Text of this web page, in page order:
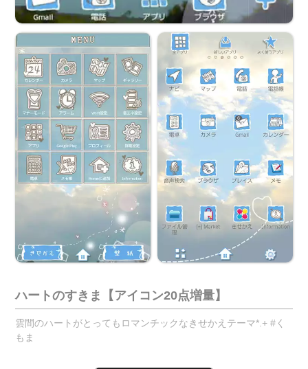
ハートのすきま【アイコン20点増量】
雲間のハートがとってもロマンチックなきせかえテーマ*.+ #く
もま